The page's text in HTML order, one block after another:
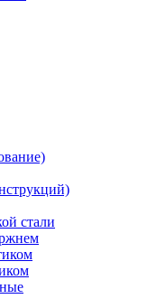
стали